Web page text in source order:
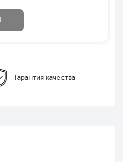
Гарантия качества